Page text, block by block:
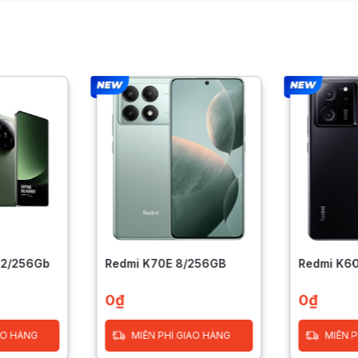
256Gb
HÀNG
Redmi K70E 8/256GB
0₫
MIỄN PHÍ GIAO HÀNG
Redmi
0₫
MIỄN